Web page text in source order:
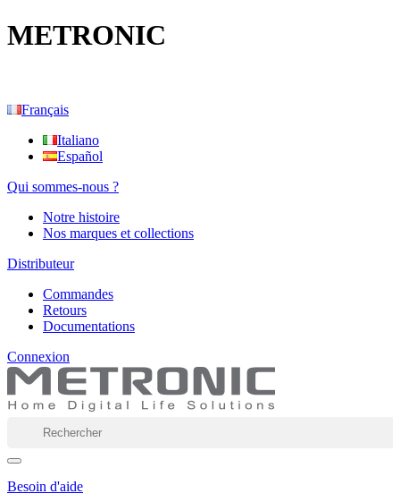
METRONIC
Français
Italiano
Español
Qui sommes-nous ?
Notre histoire
Nos marques et collections
Distributeur
Commandes
Retours
Documentations
Connexion
Besoin d'aide